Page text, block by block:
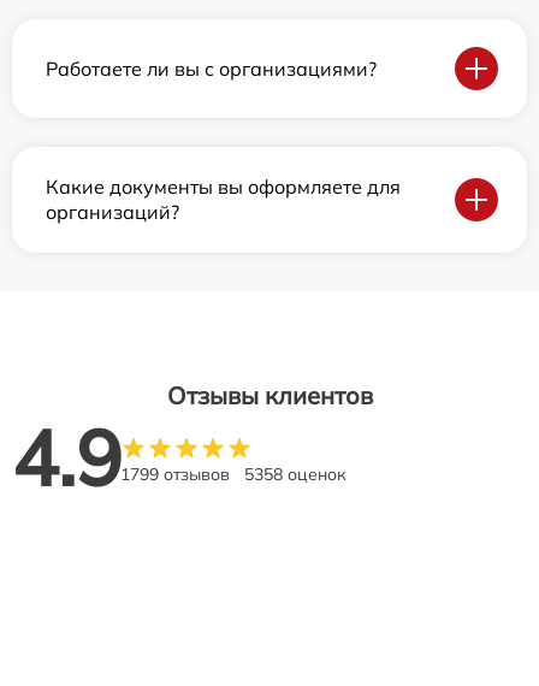
Работаете ли вы с организациями?
Какие документы вы оформляете для
организаций?
Отзывы клиентов
4.91799 отзывов 5358 оценок